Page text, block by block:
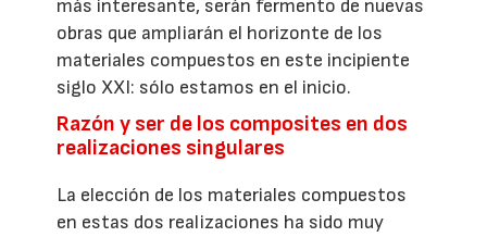
más interesante, serán fermento de nuevas
obras que ampliarán el horizonte de los
materiales compuestos en este incipiente
siglo XXI: sólo estamos en el inicio.
Razón y ser de los composites en dos
realizaciones singulares
La elección de los materiales compuestos
en estas dos realizaciones ha sido muy